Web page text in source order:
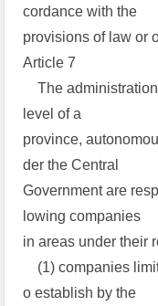
cordance with the
provisions of law or
Article 7
The
level of a
province,
der the Central
Government are
lowing companies
in areas under their
(1) companies
o establish by the